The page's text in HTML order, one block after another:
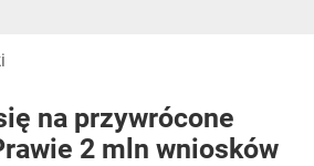
na przywrócone
2 mln wniosków